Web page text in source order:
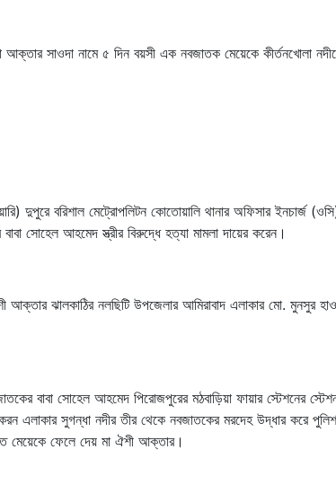
আক্তার সাওদা নামে ৫ দিন বয়সী এক নবজাতক মেয়েকে কীর্তনখোলা
দুপুরে বরিশাল মেট্রোপলিটন কোতোয়ালি থানার অফিসার ইনচার্জ
সোহেল আহমেদ স্ত্রীর বিরুদ্ধে হত্যা মামলা দায়ের করেন।
ঝালকাঠির নলছিটি উপজেলার আমিরাবাদ এলাকার মো. মুনসুর
বাবা সোহেল আহমেদ পিরোজপুরের মঠবাড়িয়া ফায়ার স্টেশনের
এলাকার সুগন্ধা নদীর তীর থেকে নবজাতকের মরদেহ উদ্ধার করে
মেয়েকে ফেলে দেয় মা ঐশী আক্তার।